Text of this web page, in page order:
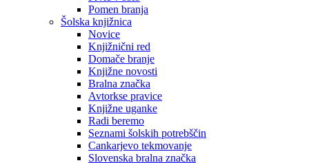
Pomen branja
Šolska knjižnica
Novice
Knjižnični red
Domače branje
Knjižne novosti
Bralna značka
Avtorkse pravice
Knjižne uganke
Radi beremo
Seznami šolskih potrebščin
Cankarjevo tekmovanje
Slovenska bralna značka